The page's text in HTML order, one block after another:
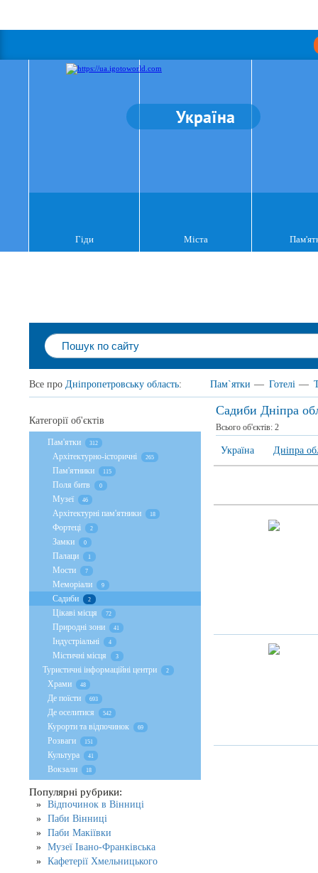
Україна
Гіди Міста
Все про Дніпропетровську область: Пам`ятки — Готелі —
Садиби Дніпра
Всього об'єктів: 2
Україна Дніпра
Категорії об'єктів
Пам'ятки 312
Архітектурно-історичні 265
Пам'ятники 115
Поля битв 0
Музеї 46
Архітектурні пам'ятники 18
Фортеці 2
Замки 0
Палаци 1
Мости 7
Меморіали 9
Садиби 2
Цікаві місця 72
Природні зони 41
Індустріальні 4
Містичні місця 3
Туристичні інформаційні центри 2
Храми 48
Де поїсти 693
Де оселитися 542
Курорти та відпочинок 69
Розваги 151
Культура 41
Вокзали 18
Популярні рубрики:
Відпочинок в Вінниці
Паби Вінниці
Паби Макіївки
Музеї Івано-Франківська
Кафетерії Хмельницького